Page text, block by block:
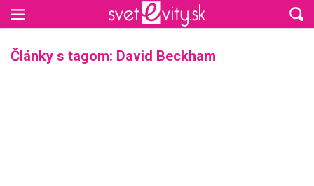
Články s tagom: David Beckham